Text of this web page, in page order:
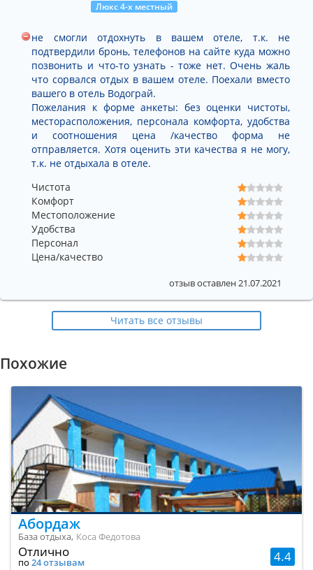
Люкс 4-х местный
не смогли отдохнуть в вашем отеле, т.к. не
подтвердили бронь, телефонов на сайте куда можно
позвонить и что-то узнать - тоже нет. Очень жаль
что сорвался отдых в вашем отеле. Поехали вместо
вашего в отель Водограй.
Пожелания к форме анкеты: без оценки чистоты,
месторасположения, персонала комфорта, удобства
и соотношения цена /качество форма не
отправляется. Хотя оценить эти качества я не могу,
т.к. не отдыхала в отеле.
Чистота
Комфорт
Местоположение
Удобства
Персонал
Цена/качество
отзыв оставлен 21.07.2021
Читать все отзывы
Похожие
Абордаж
База отдыха, Коса Федотова
4.4
Отлично
по 24 отзывам